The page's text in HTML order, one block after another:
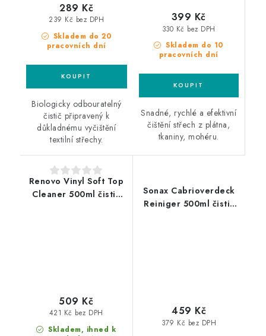
Skladem do 20
pracovních dní
239 Kč bez DPH
289 Kč
Biologicky odbouratelný
čistič připravený k
důkladnému vyčištění
textilní střechy.
Skladem do 10
pracovních dní
330 Kč bez DPH
399 Kč
Snadné, rychlé a efektivní
čištění střech z plátna,
tkaniny, mohéru.
Renovo Vinyl Soft Top
Cleaner 500ml čistič
Skladem, ihned k
421 Kč bez DPH
509 Kč
Sonax Cabrioverdeck
Reiniger 500ml čistič
379 Kč bez DPH
459 Kč